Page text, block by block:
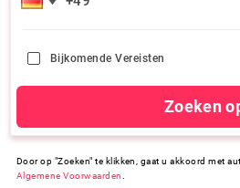
Bijkomende Vereisten
Zoeken
Door op "Zoeken" te klikken, gaat u akkoord met
Algemene Voorwaarden